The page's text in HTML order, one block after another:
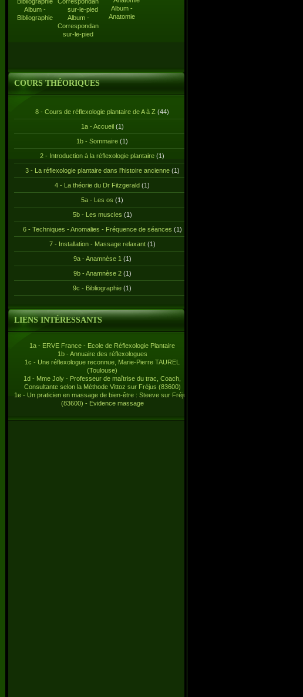
Album -
Bibliographie
Album -
Correspondance-
sur-le-pied
Album -
Anatomie
COURS THÉORIQUES
8 - Cours de réflexologie plantaire de A à Z (44)
1a - Accueil(1)
1b - Sommaire (1)
2 - Introduction à la réflexologie plantaire (1)
3 - La réflexologie plantaire dans l'histoire ancienne(1)
4 - La théorie du Dr Fitzgerald (1)
5a - Les os (1)
5b - Les muscles (1)
6 - Techniques - Anomalies - Fréquence de séances (1)
7 - Installation - Massage relaxant(1)
9a - Anamnèse 1 (1)
9b - Anamnèse 2(1)
9c - Bibliographie (1)
LIENS INTÉRESSANTS
1a - ERVE France - Ecole de Réflexologie Plantaire
1b - Annuaire des réflexologues
1c - Une réflexologue reconnue, Marie-Pierre TAUREL
(Toulouse)
1d - Mme Joly - Professeur de maîtrise du trac, Coach,
Consultante selon la Méthode Vittoz sur Fréjus (83600)
1e - Un praticien en massage de bien-être : Steeve sur Fréjus
(83600) - Evidence massage